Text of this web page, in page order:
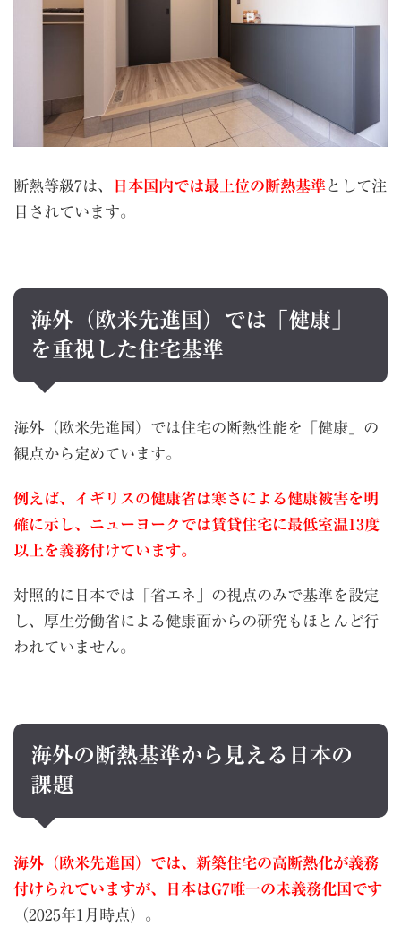
断熱等級7は、 日本国内では最上位の断熱基準として注
目されています。
海外（欧米先進国）では「健康」
を重視した住宅基準
海外（欧米先進国）では住宅の断熱性能を「健康」の
観点から定めています。
例えば、イギリスの健康省は寒さによる健康被害を明
確に示し、ニューヨークでは賃貸住宅に最低室温13度
以上を義務付けています。
対照的に日本では「省エネ」の視点のみで基準を設定
し、厚生労働省による健康面からの研究もほとんど行
われていません。
海外の断熱基準から見える日本の
課題
海外（欧米先進国）では、新築住宅の高断熱化が義務
付けられていますが、日本はG7唯一の未義務化国です
（2025年1月時点）。